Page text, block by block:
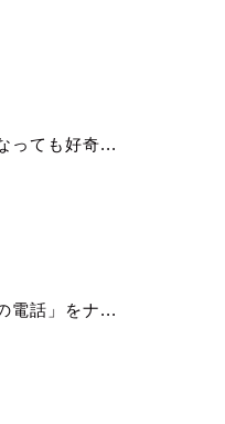
っても好奇...
電話」をナ...